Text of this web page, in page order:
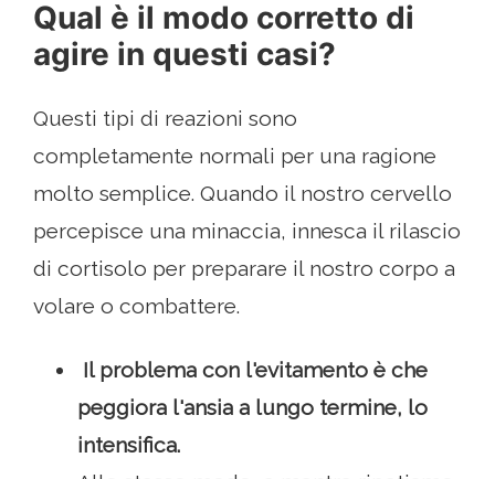
Qual è il modo corretto di
agire in questi casi?
Questi tipi di reazioni sono
completamente normali per una ragione
molto semplice. Quando il nostro cervello
percepisce una minaccia, innesca il rilascio
di cortisolo per preparare il nostro corpo a
volare o combattere.
Il problema con l'evitamento è che
peggiora l'ansia a lungo termine, lo
intensifica.